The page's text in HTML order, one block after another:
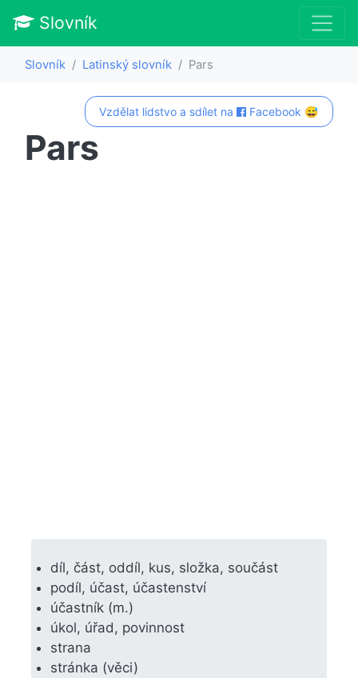
Slovník
Slovník Latinský slovník Pars
Vzdělat lidstvo a sdílet na Facebook 😅
Pars
díl, část, oddíl, kus, složka, součást
podíl, účast, účastenství
účastník (m.)
úkol, úřad, povinnost
strana
stránka (věci)